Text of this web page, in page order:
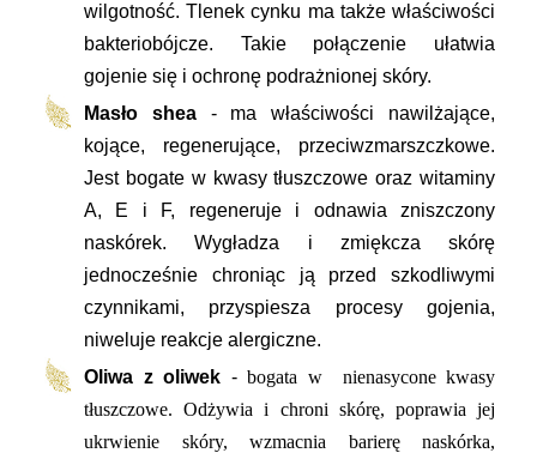
wilgotność. Tlenek cynku ma także właściwości
bakteriobójcze. Takie połączenie ułatwia
gojenie się i ochronę podrażnionej skóry.
Masło shea- ma właściwości nawilżające,
kojące, regenerujące, przeciwzmarszczkowe.
Jest bogate w kwasy tłuszczowe oraz witaminy
A, E i F, regeneruje i odnawia zniszczony
naskórek. Wygładza i zmiękcza skórę
jednocześnie chroniąc ją przed szkodliwymi
czynnikami, przyspiesza procesy gojenia,
niweluje reakcje alergiczne.
Oliwa z oliwek - bogata w nienasycone kwasy
tłuszczowe. Odżywia i chroni skórę, poprawia jej
ukrwienie skóry, wzmacnia barierę naskórka,